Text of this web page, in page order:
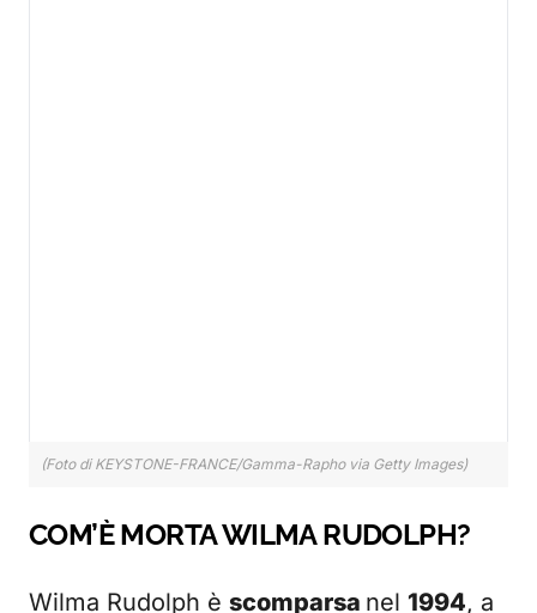
(Foto di KEYSTONE-FRANCE/Gamma-Rapho via Getty Images)
COM’È MORTA WILMA RUDOLPH?
Wilma Rudolph è scomparsa nel 1994, a